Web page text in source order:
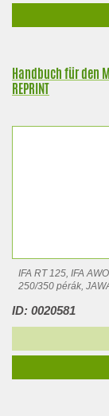
Handbuch für den
REPRINT
IFA RT 125, IFA
250/350 pérák,
…
ID: 0020581